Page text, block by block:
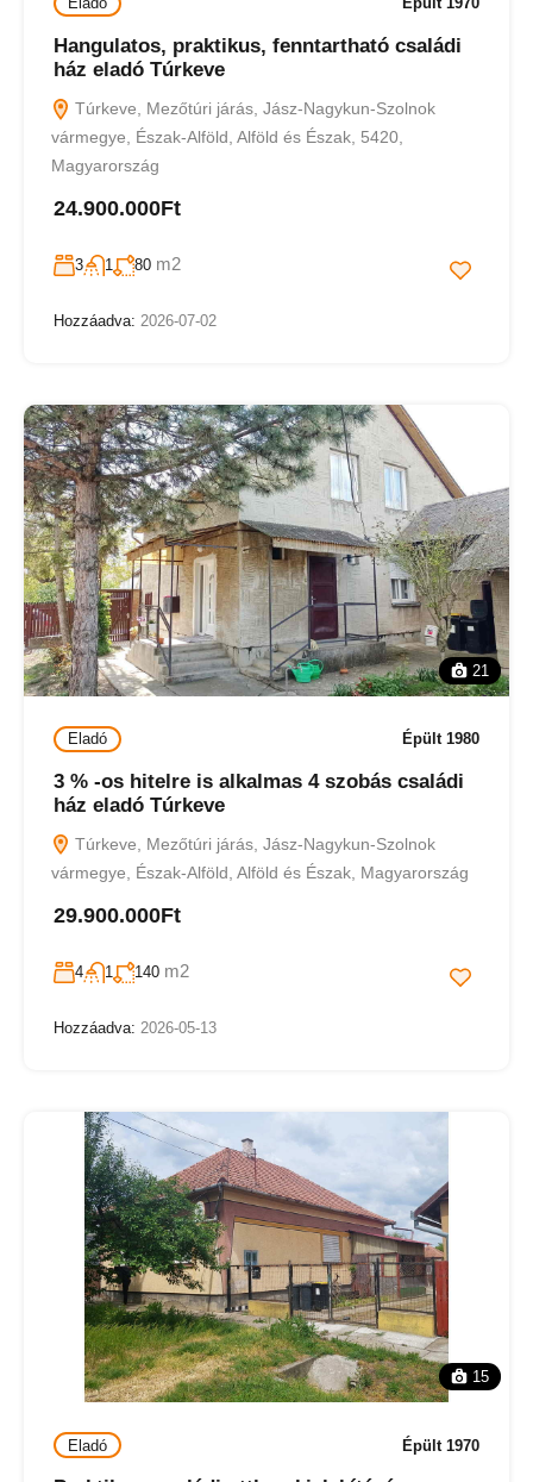
Hangulatos, praktikus, fenntartható családi
ház eladó Túrkeve
Túrkeve, Mezőtúri járás, Jász-Nagykun-Szolnok
vármegye, Észak-Alföld, Alföld és Észak, 5420,
Magyarország
24.900.000Ft
3 1 80 m2
Hozzáadva: 2026-07-02
21
Eladó Épült 1980
3 % -os hitelre is alkalmas 4 szobás családi
ház eladó Túrkeve
Túrkeve, Mezőtúri járás, Jász-Nagykun-Szolnok
vármegye, Észak-Alföld, Alföld és Észak, Magyarország
29.900.000Ft
4 1 140 m2
Hozzáadva: 2026-05-13
15
Eladó Épült 1970